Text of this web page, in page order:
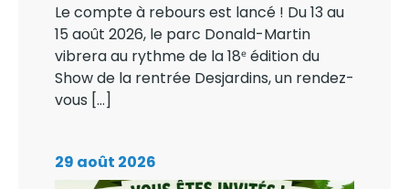
Le compte à rebours est lancé ! Du 13 au
15 août 2026, le parc Donald-Martin
vibrera au rythme de la 18ᵉ édition du
Show de la rentrée Desjardins, un rendez-
vous […]
29 août 2026